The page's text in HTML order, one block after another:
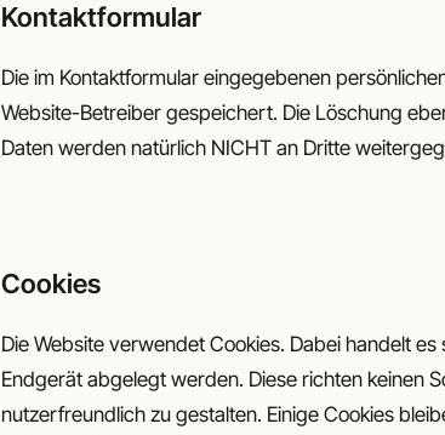
Kontaktformular
Die im Kontaktformular eingegebenen
Website-Betreiber gespeichert. Die Löschung
Daten werden natürlich NICHT an Dritte
Cookies
Die Website verwendet Cookies. Dabei handelt
Endgerät abgelegt werden. Diese richten keinen
nutzerfreundlich zu gestalten. Einige Cookies